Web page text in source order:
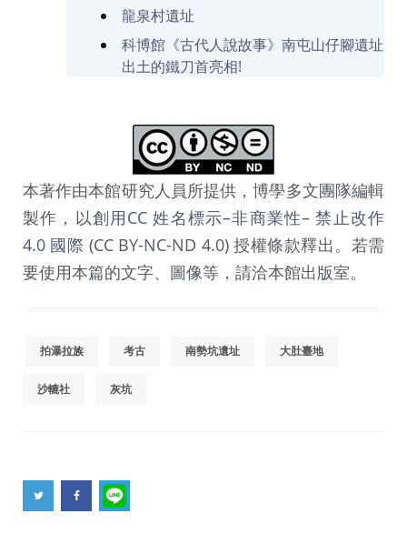
龍泉村遺址
科博館《古代人說故事》南屯山仔腳遺址
出土的鐵刀首亮相!
本著作由本館研究人員所提供，博學多文團隊編輯
製作，以創用CC 姓名標示–非商業性– 禁止改作
4.0 國際 (CC BY-NC-ND 4.0) 授權條款釋出。若需
要使用本篇的文字、圖像等，請洽本館出版室。
拍瀑拉族 考古 南勢坑遺址 大肚臺地
沙轆社 灰坑